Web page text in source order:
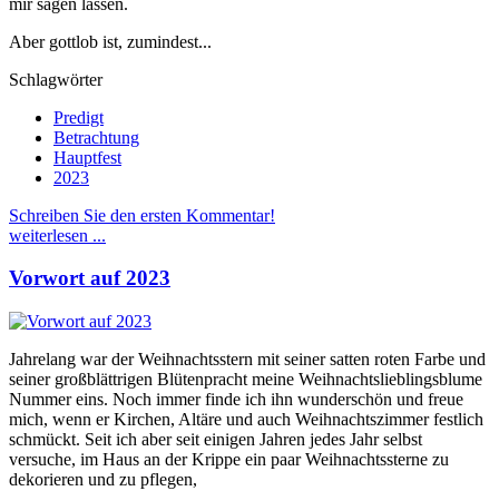
Aber gottlob ist, zumindest...
Schlagwörter
Predigt
Betrachtung
Hauptfest
2023
Schreiben Sie den ersten Kommentar!
weiterlesen ...
Vorwort auf 2023
Jahrelang war der Weihnachtsstern mit seiner satten roten Farbe und
seiner großblättrigen Blütenpracht meine Weihnachtslieblingsblume
Nummer eins. Noch immer finde ich ihn wunderschön und freue
mich, wenn er Kirchen, Altäre und auch Weihnachtszimmer festlich
schmückt. Seit ich aber seit einigen Jahren jedes Jahr selbst
versuche, im Haus an der Krippe ein paar Weihnachtssterne zu
dekorieren und zu pflegen,